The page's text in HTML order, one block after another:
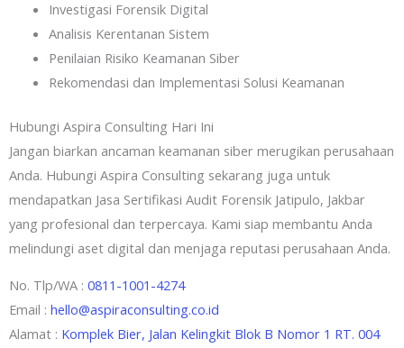
Investigasi Forensik Digital
Analisis Kerentanan Sistem
Penilaian Risiko Keamanan Siber
Rekomendasi dan Implementasi Solusi Keamanan
Hubungi Aspira Consulting Hari Ini
Jangan biarkan ancaman keamanan siber merugikan perusahaan
Anda. Hubungi Aspira Consulting sekarang juga untuk
mendapatkan Jasa Sertifikasi Audit Forensik Jatipulo, Jakbar
yang profesional dan terpercaya. Kami siap membantu Anda
melindungi aset digital dan menjaga reputasi perusahaan Anda.
No. Tlp/WA : 0811-1001-4274
Email : hello@aspiraconsulting.co.id
Alamat : Komplek Bier, Jalan Kelingkit Blok B Nomor 1 RT. 004